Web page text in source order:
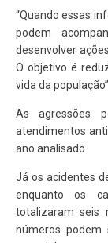
“Quando essas
podem
desenvolver
O objetivo é
vida da
As agressões
atendimentos
ano analisado.
Já os acidentes
enquanto os
totalizaram seis
números podem